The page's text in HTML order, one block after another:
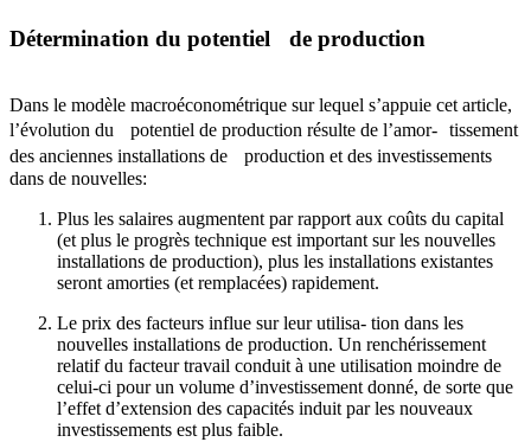
Détermination du potentiel de production
Dans le modèle macroéconométrique sur lequel s’appuie cet article,
l’évolution du potentiel de production résulte de l’amor- tissement
des anciennes installations de production et des investissements
dans de nouvelles:
Plus les salaires augmentent par rapport aux coûts du capital
(et plus le progrès technique est important sur les nouvelles
installations de production), plus les installations existantes
seront amorties (et remplacées) rapidement.
Le prix des facteurs influe sur leur utilisa- tion dans les
nouvelles installations de production. Un renchérissement
relatif du facteur travail conduit à une utilisation moindre de
celui-ci pour un volume d’investissement donné, de sorte que
l’effet d’extension des capacités induit par les nouveaux
investissements est plus faible.